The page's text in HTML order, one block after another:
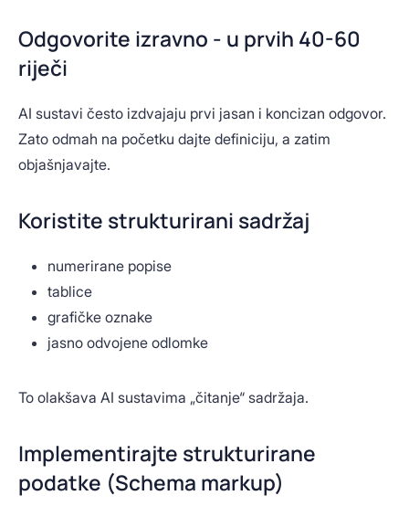
Odgovorite izravno - u prvih 40-60
riječi
AI sustavi često izdvajaju prvi jasan i koncizan odgovor.
Zato odmah na početku dajte definiciju, a zatim
objašnjavajte.
Koristite strukturirani sadržaj
numerirane popise
tablice
grafičke oznake
jasno odvojene odlomke
To olakšava AI sustavima „čitanje“ sadržaja.
Implementirajte strukturirane
podatke (Schema markup)